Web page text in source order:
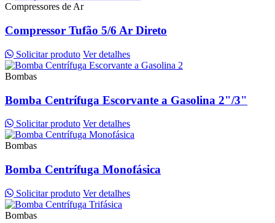
Compressores de Ar
Compressor Tufão 5/6 Ar Direto
Solicitar produto Ver detalhes
Bombas
Bomba Centrífuga Escorvante a Gasolina 2"/3"
Solicitar produto Ver detalhes
Bombas
Bomba Centrífuga Monofásica
Solicitar produto Ver detalhes
Bombas